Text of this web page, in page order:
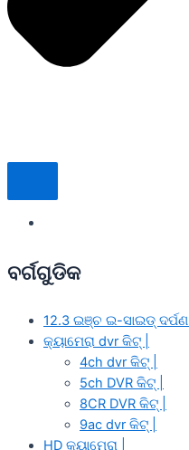
ବର୍ଗଗୁଡିକ
12.3 ଇଞ୍ଚ ଇ-ସାଇଡ୍ ଦର୍ପଣ |
କ୍ୟାମେରା dvr କିଟ୍ |
4ch dvr କିଟ୍ |
5ch DVR କିଟ୍ |
8CR DVR କିଟ୍ |
9ac dvr କିଟ୍ |
HD କ୍ୟାମେରା |